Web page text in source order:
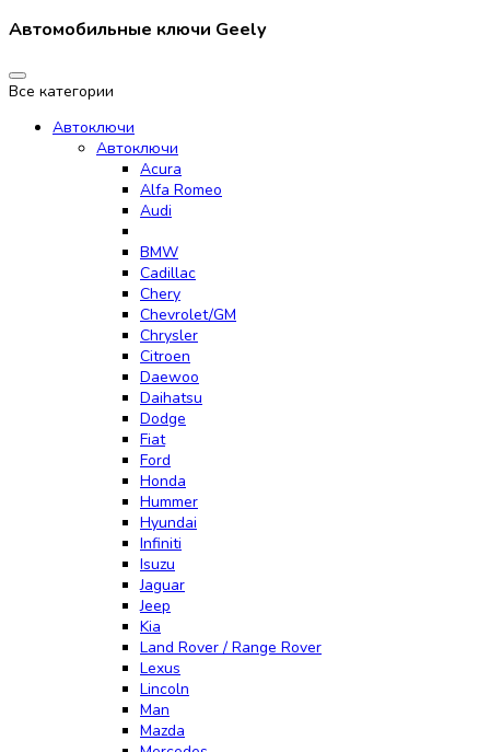
Автомобильные ключи Geely
Все категории
Автоключи
Автоключи
Acura
Alfa Romeo
Audi
BMW
Cadillac
Chery
Chevrolet/GM
Chrysler
Citroen
Daewoo
Daihatsu
Dodge
Fiat
Ford
Honda
Hummer
Hyundai
Infiniti
Isuzu
Jaguar
Jeep
Kia
Land Rover / Range Rover
Lexus
Lincoln
Man
Mazda